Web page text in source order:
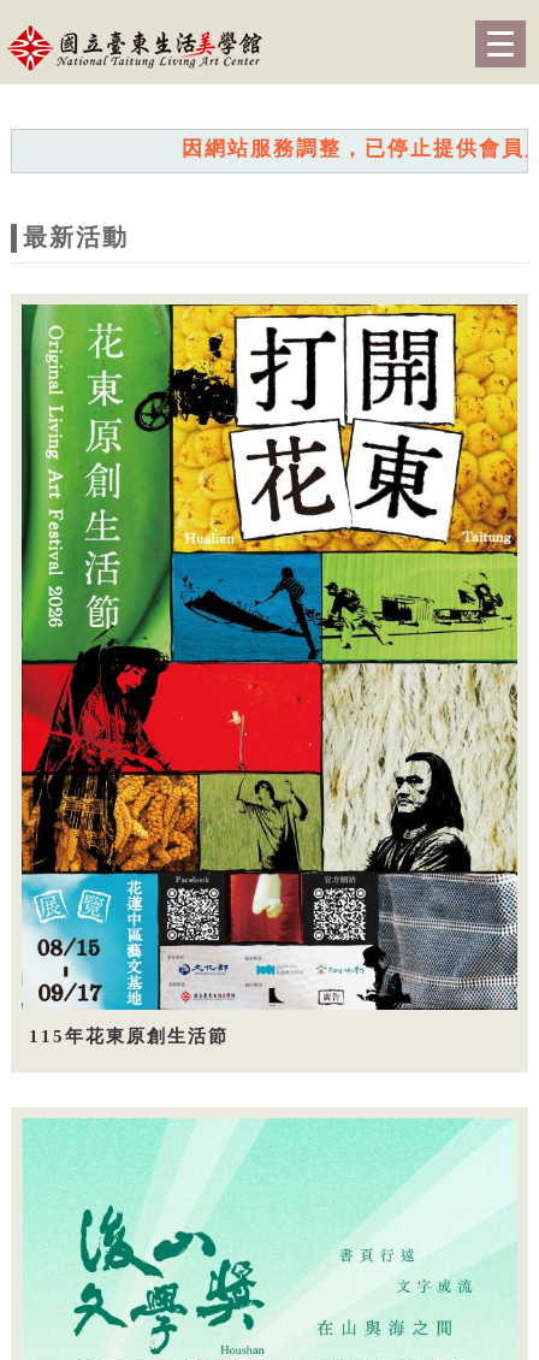
網
站
主
題
因網站服務調整，已停止提供會員服務
最新活動
115年花東原創生活節